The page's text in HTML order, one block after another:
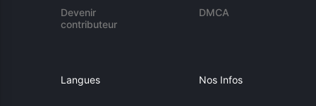
Devenir
contributeur
DMCA
Langues Nos Infos